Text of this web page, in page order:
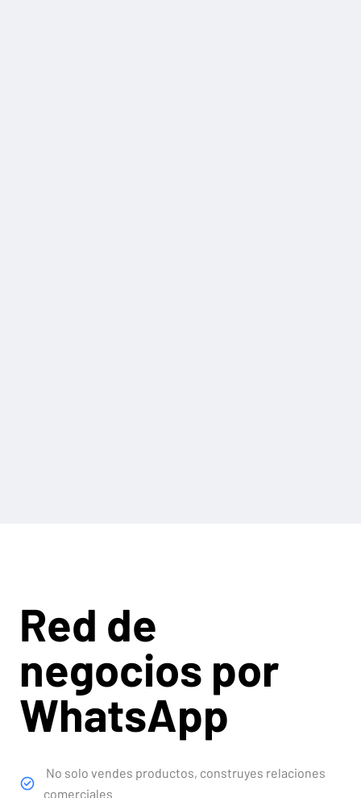
Red de
negocios por
WhatsApp
No solo vendes productos, construyes relaciones
comerciales